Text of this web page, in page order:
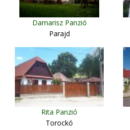
Damarisz Panzió
Parajd
Rita Panzió
Torockó